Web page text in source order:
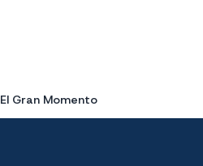
El Gran Momento